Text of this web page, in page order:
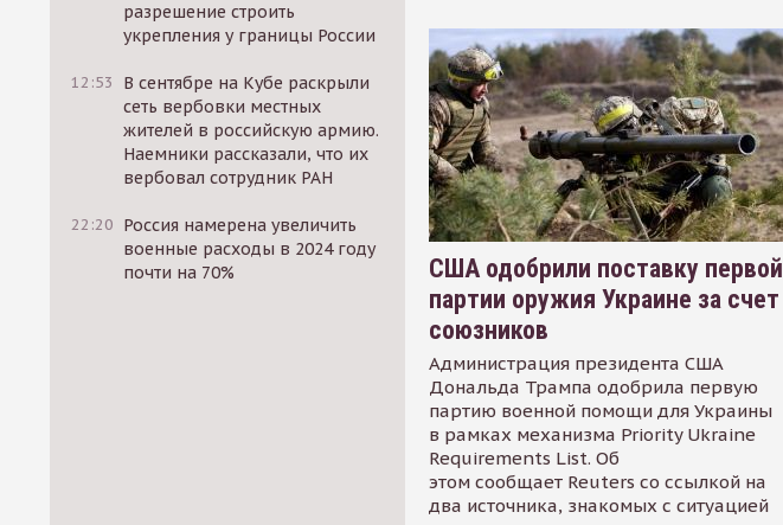
разрешение строить
укрепления у границы России
12:53
В сентябре на Кубе раскрыли
сеть вербовки местных
жителей в российскую армию.
Наемники рассказали, что их
вербовал сотрудник РАН
22:20 Россия намерена увеличить
военные расходы в 2024 году
почти на 70%
США одобрили поставку первой
партии оружия Украине за счет
союзников
Администрация президента США
Дональда Трампа одобрила первую
партию военной помощи для Украины
в рамках механизма Priority Ukraine
Requirements List. Об
этом сообщает Reuters со ссылкой на
два источника, знакомых с ситуацией